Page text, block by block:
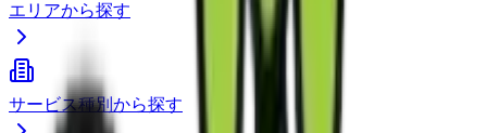
エリアから探す
サービス種別から探す